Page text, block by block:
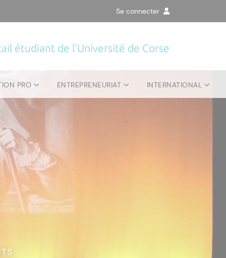
Se connecter
étudiant de l'Université de Corse
PRO ENTREPRENEURIAT INTERNATIONAL